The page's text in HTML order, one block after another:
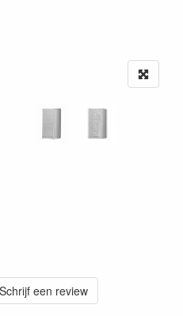
Schrijf een review